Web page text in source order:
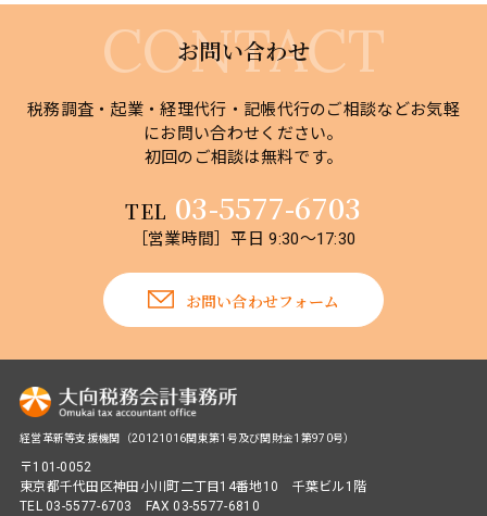
お問い合わせ
税務調査・起業・経理代行・記帳代行のご相談などお気軽
にお問い合わせください。
初回のご相談は無料です。
TEL 03-5577-6703
［営業時間］平日 9:30～17:30
お問い合わせフォーム
経営革新等支援機関（20121016関東第1号及び関財金1第970号）
〒101-0052
東京都千代田区神田小川町二丁目14番地10 千葉ビル1階
TEL 03-5577-6703 FAX 03-5577-6810